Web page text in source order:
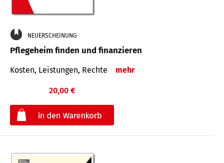
NEUERSCHEINUNG
Pflegeheim finden und finanzieren
Kosten, Leistungen, Rechte mehr
20,00 €